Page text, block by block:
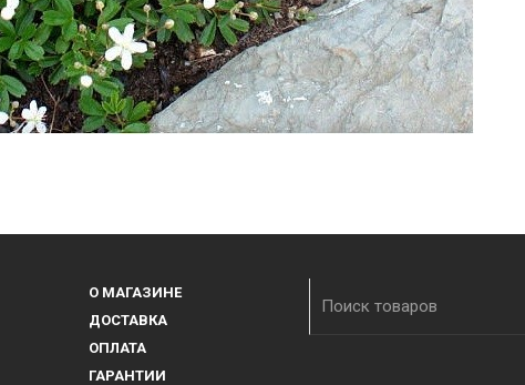
О МАГАЗИНЕ
ДОСТАВКА
ОПЛАТА
ГАРАНТИИ